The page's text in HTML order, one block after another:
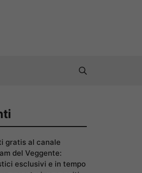
gratis al canale
del Veggente:
esclusivi e in tempo